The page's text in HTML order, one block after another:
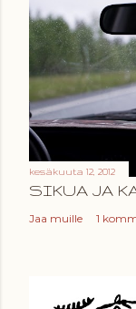
kesäkuuta 12, 2012
SIKUA JA
Jaa muille 1